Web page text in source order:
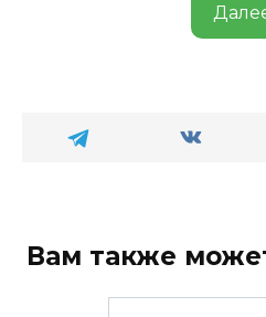
Вам также